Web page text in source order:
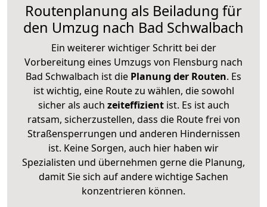
Routenplanung als Beiladung für
den Umzug nach Bad Schwalbach
Ein weiterer wichtiger Schritt bei der
Vorbereitung eines Umzugs von Flensburg nach
Bad Schwalbach ist die Planung der Routen. Es
ist wichtig, eine Route zu wählen, die sowohl
sicher als auch zeiteffizientist. Es ist auch
ratsam, sicherzustellen, dass die Route frei von
Straßensperrungen und anderen Hindernissen
ist. Keine Sorgen, auch hier haben wir
Spezialisten und übernehmen gerne die Planung,
damit Sie sich auf andere wichtige Sachen
konzentrieren können.